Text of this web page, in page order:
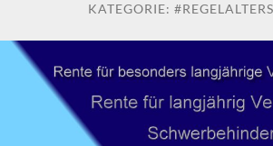
KATEGORIE: